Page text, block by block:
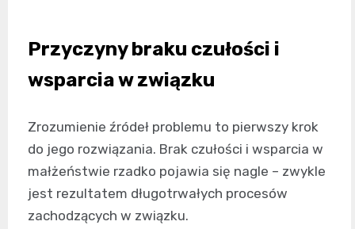
Przyczyny braku czułości i
wsparcia w związku
Zrozumienie źródeł problemu to pierwszy krok
do jego rozwiązania. Brak czułości i wsparcia w
małżeństwie rzadko pojawia się nagle – zwykle
jest rezultatem długotrwałych procesów
zachodzących w związku.